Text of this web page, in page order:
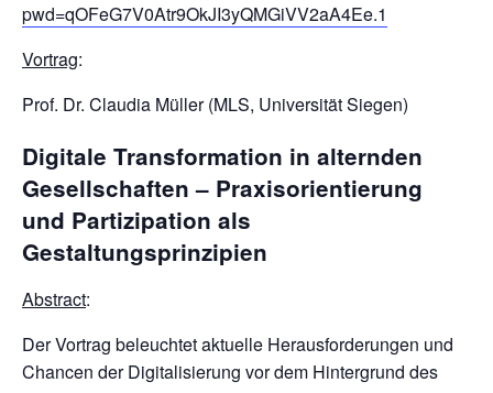
pwd=qOFeG7V0Atr9OkJI3yQMGiVV2aA4Ee.1
Vortrag:
Prof. Dr. Claudia Müller (MLS, Universität Siegen)
Digitale Transformation in alternden
Gesellschaften – Praxisorientierung
und Partizipation als
Gestaltungsprinzipien
Abstract:
Der Vortrag beleuchtet aktuelle Herausforderungen und
Chancen der Digitalisierung vor dem Hintergrund des